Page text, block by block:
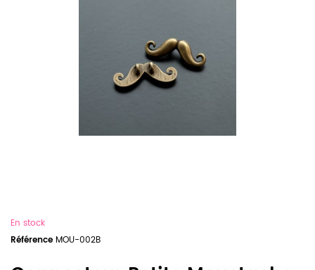
En stock
Référence MOU-002B